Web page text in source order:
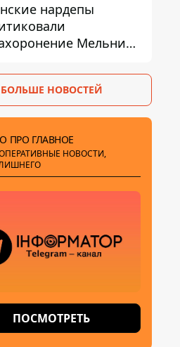
нардепы
Мельника
изоляции
БОЛЬШЕ НОВОСТЕЙ
ПРО ГЛАВНОЕ
НОВОСТИ,
ПОСМОТРЕТЬ